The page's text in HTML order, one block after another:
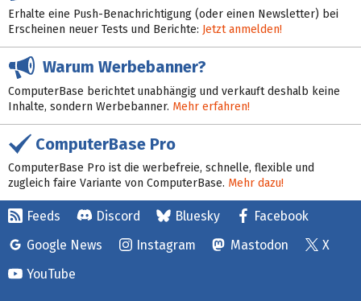
Erhalte eine Push-Benachrichtigung (oder einen Newsletter) bei
Erscheinen neuer Tests und Berichte: Jetzt anmelden!
Warum Werbebanner?
ComputerBase berichtet unabhängig und verkauft deshalb keine
Inhalte, sondern Werbebanner. Mehr erfahren!
ComputerBase Pro
ComputerBase Pro ist die werbefreie, schnelle, flexible und
zugleich faire Variante von ComputerBase. Mehr dazu!
Feeds Discord Bluesky
Facebook
Google News
Instagram Mastodon
X
YouTube